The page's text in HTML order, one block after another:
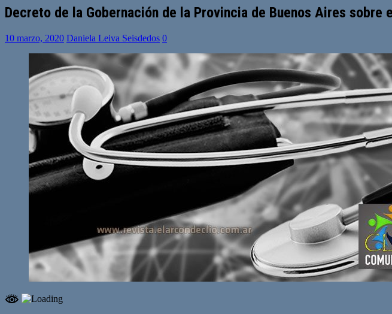
Decreto de la Gobernación de la Provincia de Buenos Aires sobre
10 marzo, 2020 Daniela Leiva Seisdedos 0